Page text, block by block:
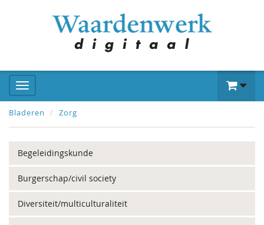
Bladeren Zorg
Begeleidingskunde
Burgerschap/civil society
Diversiteit/multiculturaliteit